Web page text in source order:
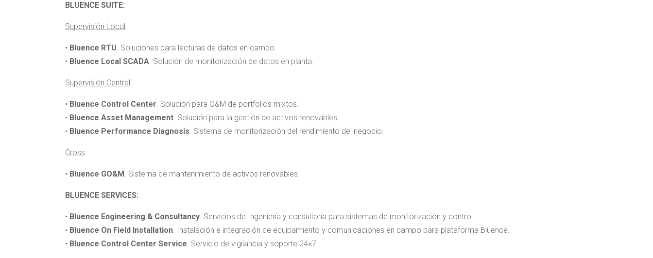
BLUENCE SUITE:
Supervisión Local
• Bluence RTU. Soluciones para lecturas de datos en campo.
• Bluence Local SCADA. Solución de monitorización de datos en planta.
Supervisión Central
• Bluence Control Center. Solución para O&M de portfolios mixtos.
• Bluence Asset Management. Solución para la gestión de activos renovables.
• Bluence Performance Diagnosis. Sistema de monitorización del rendimiento del negocio.
Cross
• Bluence GO&M. Sistema de mantenimiento de activos renovables.
BLUENCE SERVICES:
• Bluence Engineering & Consultancy. Servicios de Ingeniería y consultoría para sistemas de monitorización y control.
• Bluence On Field Installation. Instalación e integración de equipamiento y comunicaciones en campo para plataforma Bluence.
• Bluence Control Center Service. Servicio de vigilancia y soporte 24×7